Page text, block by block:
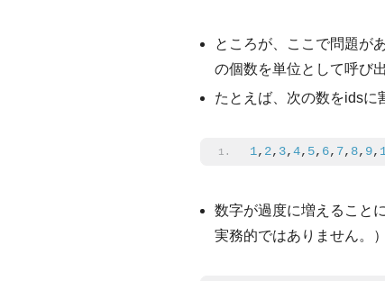
ところが、ここで問題が
の個数を単位として呼び
たとえば、次の数をidsに
1, 2, 3,4, 5, 6, 7, 8, 9,
数字が過度に増えること
実務的ではありません。）